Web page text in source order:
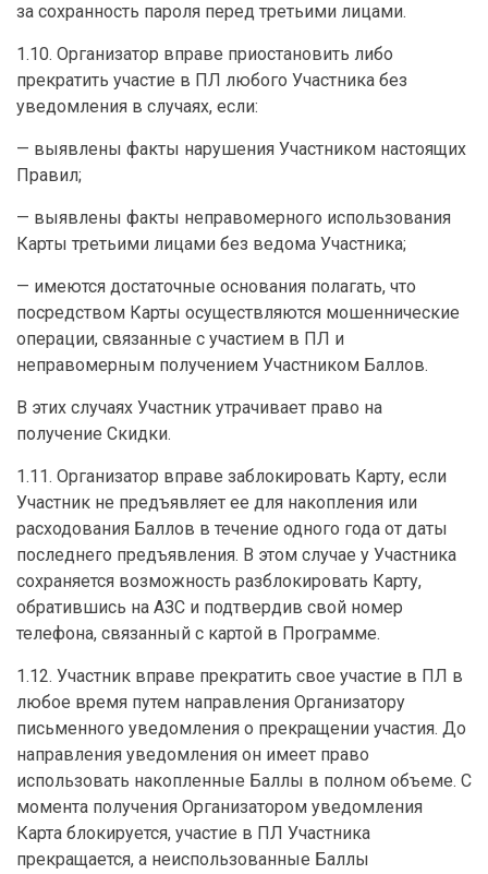
за сохранность пароля перед третьими лицами.
1.10. Организатор вправе приостановить либо
прекратить участие в ПЛ любого Участника без
уведомления в случаях, если:
— выявлены факты нарушения Участником настоящих
Правил;
— выявлены факты неправомерного использования
Карты третьими лицами без ведома Участника;
— имеются достаточные основания полагать, что
посредством Карты осуществляются мошеннические
операции, связанные с участием в ПЛ и
неправомерным получением Участником Баллов.
В этих случаях Участник утрачивает право на
получение Скидки.
1.11. Организатор вправе заблокировать Карту, если
Участник не предъявляет ее для накопления или
расходования Баллов в течение одного года от даты
последнего предъявления. В этом случае у Участника
сохраняется возможность разблокировать Карту,
обратившись на АЗС и подтвердив свой номер
телефона, связанный с картой в Программе.
1.12. Участник вправе прекратить свое участие в ПЛ в
любое время путем направления Организатору
письменного уведомления о прекращении участия. До
направления уведомления он имеет право
использовать накопленные Баллы в полном объеме. С
момента получения Организатором уведомления
Карта блокируется, участие в ПЛ Участника
прекращается, а неиспользованные Баллы